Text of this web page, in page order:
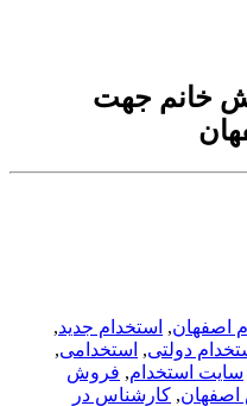
خانم جهت
اصفهان, استخدام جدید,
دولتی, استخدامی,
سایت استخدام, فروش
, کارشناس در